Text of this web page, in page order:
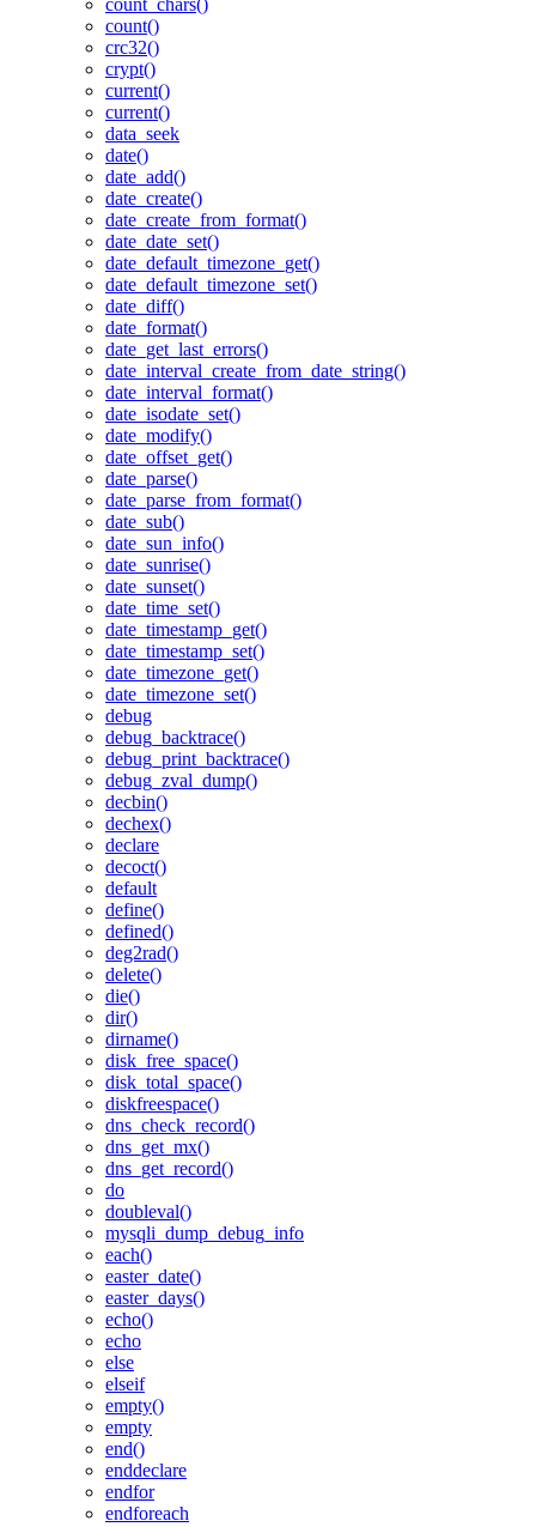
count_chars()
count()
crc32()
crypt()
current()
current()
data_seek
date()
date_add()
date_create()
date_create_from_format()
date_date_set()
date_default_timezone_get()
date_default_timezone_set()
date_diff()
date_format()
date_get_last_errors()
date_interval_create_from_date_string()
date_interval_format()
date_isodate_set()
date_modify()
date_offset_get()
date_parse()
date_parse_from_format()
date_sub()
date_sun_info()
date_sunrise()
date_sunset()
date_time_set()
date_timestamp_get()
date_timestamp_set()
date_timezone_get()
date_timezone_set()
debug
debug_backtrace()
debug_print_backtrace()
debug_zval_dump()
decbin()
dechex()
declare
decoct()
default
define()
defined()
deg2rad()
delete()
die()
dir()
dirname()
disk_free_space()
disk_total_space()
diskfreespace()
dns_check_record()
dns_get_mx()
dns_get_record()
do
doubleval()
mysqli_dump_debug_info
each()
easter_date()
easter_days()
echo()
echo
else
elseif
empty()
empty
end()
enddeclare
endfor
endforeach